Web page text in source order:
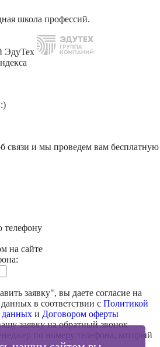
школа профессий.
ЭдуТех
связи и мы проведем вам бесплатную
телефону
на сайте
заявку", вы даете согласие на
в соответствии с Политикой
данных и Договором оферты
заявку на обратный звонок
по номеру телефона, который